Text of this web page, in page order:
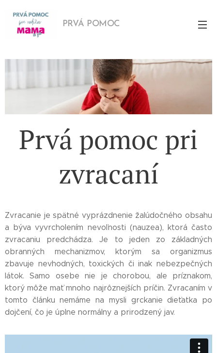
PRVÁ POMOC
Prvá pomoc pri
zvracaní
Zvracanie je spätné vyprázdnenie žalúdočného obsahu
a býva vyvrcholením nevoľnosti (nauzea), ktorá často
zvracaniu predchádza. Je to jeden zo základných
obranných mechanizmov, ktorým sa organizmus
zbavuje nevhodných, toxických či inak nebezpečných
látok. Samo osebe nie je chorobou, ale príznakom,
ktorý môže mať mnoho najrôznejších príčin. Zvracaním v
tomto článku nemáme na mysli grckanie dieťatka po
dojčení, čo je úplne normálny a prirodzený jav.